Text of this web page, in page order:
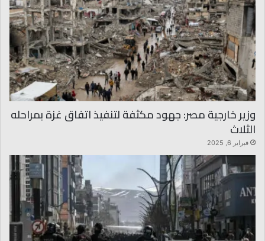
وزير خارجية مصر: جهود مكثفة لتنفيذ اتفاق غزة بمراحله
الثلاث
فبراير 6, 2025